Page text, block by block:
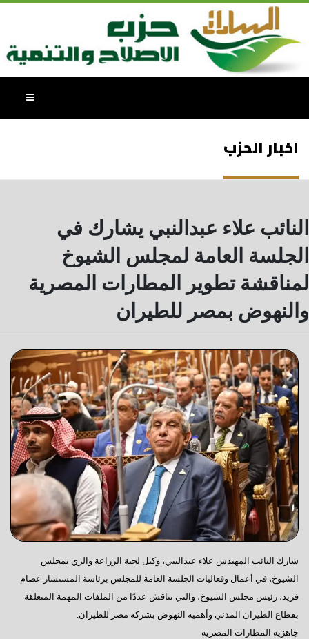
اخبار الحزب
النائب علاء عبدالنبي يشارك في
الجلسة العامة لمجلس الشيوخ
لمناقشة تطوير المطارات المصرية
والنهوض بمصر للطيران
شارك النائب المهندس علاء عبدالنبي، وكيل لجنة الزراعة والري بمجلس
الشيوخ، في أعمال وفعاليات الجلسة العامة للمجلس برئاسة المستشار عصام
فريد، رئيس مجلس الشيوخ، والتي تناقش عددًا من الملفات المهمة المتعلقة
بقطاع الطيران المدني وأهمية النهوض بشركة مصر للطيران.
جاهزية المطارات المصرية